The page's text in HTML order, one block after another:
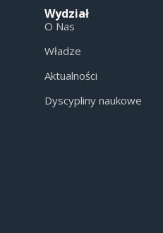
Wydział
O Nas
Władze
Aktualności
Dyscypliny naukowe